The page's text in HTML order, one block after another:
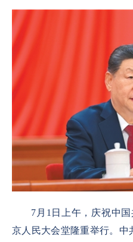
7 月 1 日上午，庆祝中
京人民大会堂隆重举行。中